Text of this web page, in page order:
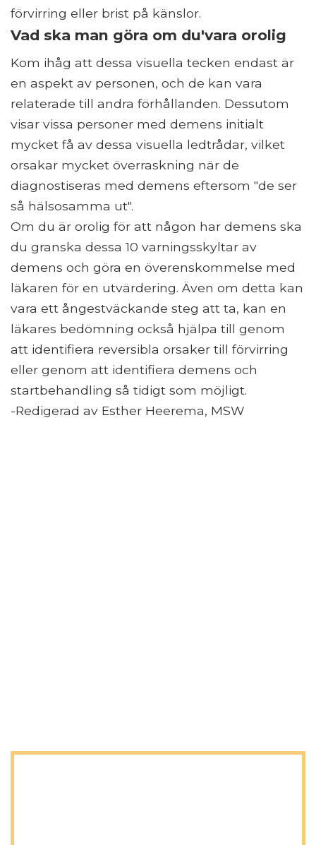
förvirring eller brist på känslor.
Vad ska man göra om du'vara orolig
Kom ihåg att dessa visuella tecken endast är
en aspekt av personen, och de kan vara
relaterade till andra förhållanden. Dessutom
visar vissa personer med demens initialt
mycket få av dessa visuella ledtrådar, vilket
orsakar mycket överraskning när de
diagnostiseras med demens eftersom "de ser
så hälsosamma ut".
Om du är orolig för att någon har demens ska
du granska dessa 10 varningsskyltar av
demens och göra en överenskommelse med
läkaren för en utvärdering. Även om detta kan
vara ett ångestväckande steg att ta, kan en
läkares bedömning också hjälpa till genom
att identifiera reversibla orsaker till förvirring
eller genom att identifiera demens och
startbehandling så tidigt som möjligt.
-Redigerad av Esther Heerema, MSW